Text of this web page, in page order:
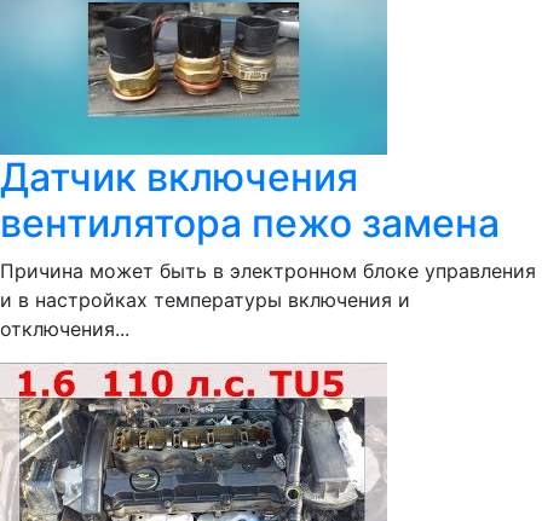
Датчик включения
вентилятора пежо замена
Причина может быть в электронном блоке управления
и в настройках температуры включения и
отключения...